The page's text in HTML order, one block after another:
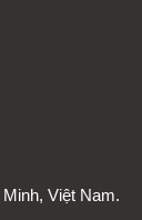
Việt Nam.